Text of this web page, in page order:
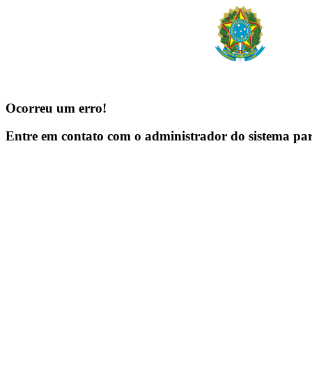
Ocorreu um erro!
Entre em contato com o administrador do sistema